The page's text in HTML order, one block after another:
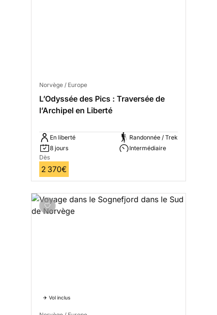
Norvège / Europe
L’Odyssée des Pics : Traversée de
l’Archipel en Liberté
En liberté
8 jours
Randonnée / Trek
Intermédiaire
Dès
2 370€
✈️ Vol inclus